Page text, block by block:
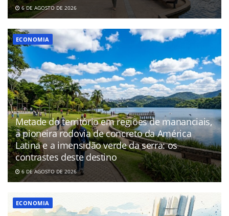
6 DE AGOSTO DE 2026
ECONOMIA
Metade do território em regiões de mananciais,
a pioneira rodovia de concreto da América
Latina e a imensidão verde da serra: os
contrastes deste destino
6 DE AGOSTO DE 2026
ECONOMIA